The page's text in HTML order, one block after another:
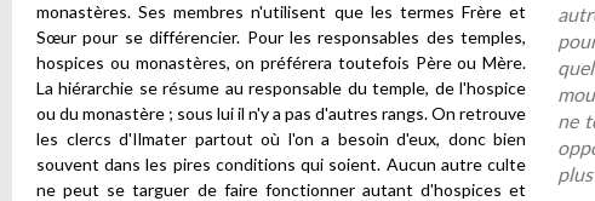
ne
monastères. Ses membres n'utilisent que les termes Frère et
Sœur pour se différencier. Pour les responsables des temples,
hospices ou monastères, on préférera toutefois Père ou Mère.
La hiérarchie se résume au responsable du temple, de l'hospice
ou du monastère ; sous lui il n'y a pas d'autres rangs. On retrouve
les clercs d'Ilmater partout où l'on a besoin d'eux, donc bien
souvent dans les pires conditions qui soient. Aucun autre culte
ne peut se targuer de faire fonctionner autant d'hospices et